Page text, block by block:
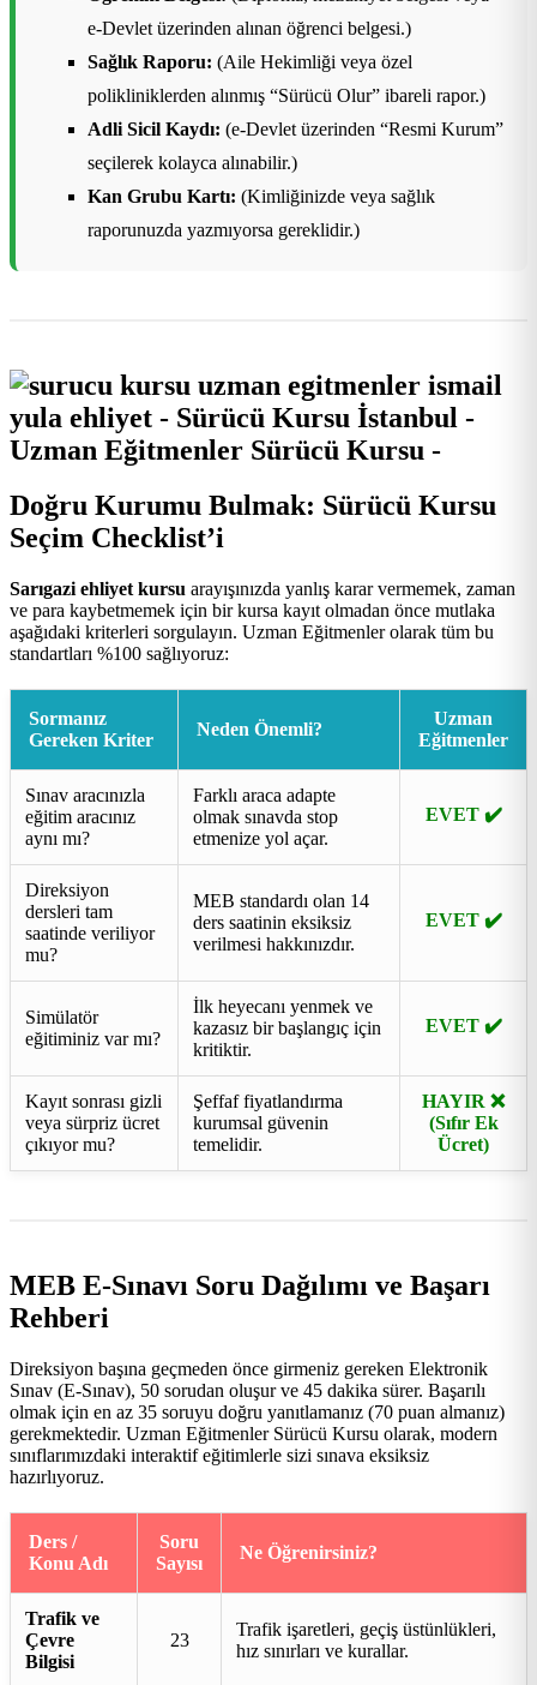
e-Devlet üzerinden alınan öğrenci belgesi.)
Sağlık Raporu: (Aile Hekimliği veya özel
polikliniklerden alınmış “Sürücü Olur” ibareli rapor.)
Adli Sicil Kaydı: (e-Devlet üzerinden “Resmi Kurum”
seçilerek kolayca alınabilir.)
Kan Grubu Kartı: (Kimliğinizde veya sağlık
raporunuzda yazmıyorsa gereklidir.)
Doğru Kurumu Bulmak: Sürücü Kursu
Seçim Checklist’i
Sarıgazi ehliyet kursu arayışınızda yanlış karar vermemek, zaman
ve para kaybetmemek için bir kursa kayıt olmadan önce mutlaka
aşağıdaki kriterleri sorgulayın. Uzman Eğitmenler olarak tüm bu
standartları %100 sağlıyoruz:
Sormanız
Gereken Kriter
Neden Önemli?
Uzman
Eğitmenler
Sınav aracınızla
eğitim aracınız
aynı mı?
Farklı araca adapte
olmak sınavda stop
etmenize yol açar.
EVET ✔️
Direksiyon
dersleri tam
saatinde veriliyor
mu?
MEB standardı olan 14
ders saatinin eksiksiz
verilmesi hakkınızdır.
EVET ✔️
Simülatör
eğitiminiz var mı?
İlk heyecanı yenmek ve
kazasız bir başlangıç için
kritiktir.
EVET ✔️
Kayıt sonrası gizli
veya sürpriz ücret
çıkıyor mu?
Şeffaf fiyatlandırma
kurumsal güvenin
temelidir.
HAYIR ❌
(Sıfır Ek
Ücret)
MEB E-Sınavı Soru Dağılımı ve Başarı
Rehberi
Direksiyon başına geçmeden önce girmeniz gereken Elektronik
Sınav (E-Sınav), 50 sorudan oluşur ve 45 dakika sürer. Başarılı
olmak için en az 35 soruyu doğru yanıtlamanız (70 puan almanız)
gerekmektedir. Uzman Eğitmenler Sürücü Kursu olarak, modern
sınıflarımızdaki interaktif eğitimlerle sizi sınava eksiksiz
hazırlıyoruz.
Ders /
Konu Adı
Soru
Sayısı
Ne Öğrenirsiniz?
Trafik ve
Çevre
Bilgisi
23
Trafik işaretleri, geçiş üstünlükleri,
hız sınırları ve kurallar.